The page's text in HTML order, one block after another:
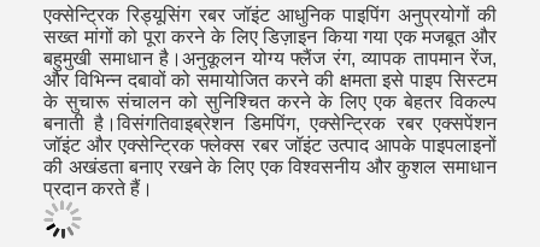
एक्सेन्ट्रिक रिड्यूसिंग रबर जॉइंट आधुनिक पाइपिंग अनुप्रयोगों की
सख्त मांगों को पूरा करने के लिए डिज़ाइन किया गया एक मजबूत और
बहुमुखी समाधान है।अनुकूलन योग्य फ्लैंज रंग, व्यापक तापमान रेंज,
और विभिन्न दबावों को समायोजित करने की क्षमता इसे पाइप सिस्टम
के सुचारू संचालन को सुनिश्चित करने के लिए एक बेहतर विकल्प
बनाती है।विसंगतिवाइब्रेशन डिमपिंग, एक्सेन्ट्रिक रबर एक्सपेंशन
जॉइंट और एक्सेन्ट्रिक फ्लेक्स रबर जॉइंट उत्पाद आपके पाइपलाइनों
की अखंडता बनाए रखने के लिए एक विश्वसनीय और कुशल समाधान
प्रदान करते हैं।